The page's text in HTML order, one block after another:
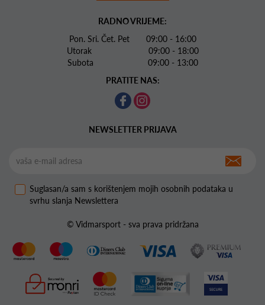
RADNO VRIJEME:
Pon. Sri. Čet. Pet 09:00 - 16:00
Utorak 09:00 - 18:00
Subota 09:00 - 13:00
PRATITE NAS:
NEWSLETTER PRIJAVA
Suglasan/a sam s korištenjem mojih osobnih podataka u
svrhu slanja Newslettera
© Vidmarsport - sva prava pridržana